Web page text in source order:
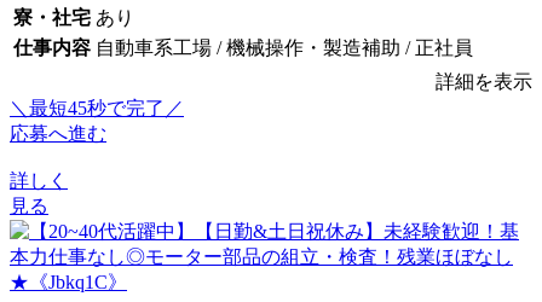
寮・社宅 あり
仕事内容 自動車系工場 / 機械操作・製造補助 / 正社員
詳細を表示
＼最短45秒で完了／
応募へ進む
詳しく
見る